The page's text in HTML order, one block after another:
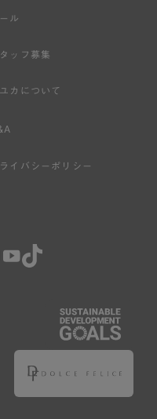
ル
ッフ募集
カについて
イバシーポリシー